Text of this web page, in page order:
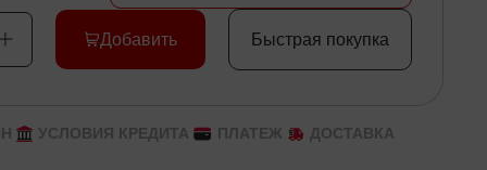
Добавить Быстрая покупка
УСЛОВИЯ КРЕДИТА ПЛАТЕЖ ДОСТАВКА